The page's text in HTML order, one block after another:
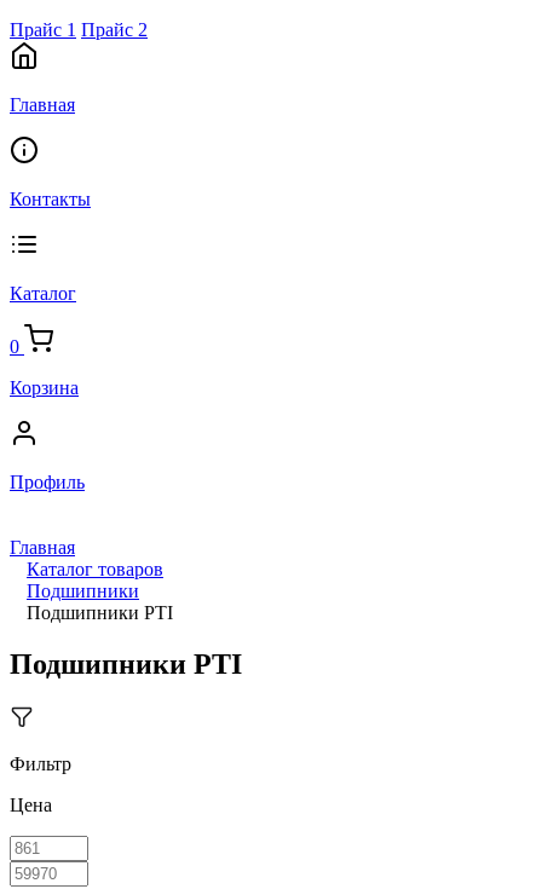
Прайс 1 Прайс 2
Главная
Контакты
Каталог
0
Корзина
Профиль
Главная
Каталог товаров
Подшипники
Подшипники PTI
Подшипники PTI
Фильтр
Цена